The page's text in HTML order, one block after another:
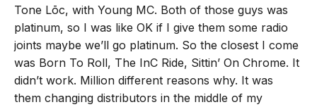
Tone Lōc, with Young MC. Both of those guys was
platinum, so I was like OK if I give them some radio
joints maybe we’ll go platinum. So the closest I come
was Born To Roll, The InC Ride, Sittin’ On Chrome. It
didn’t work. Million different reasons why. It was
them changing distributors in the middle of my